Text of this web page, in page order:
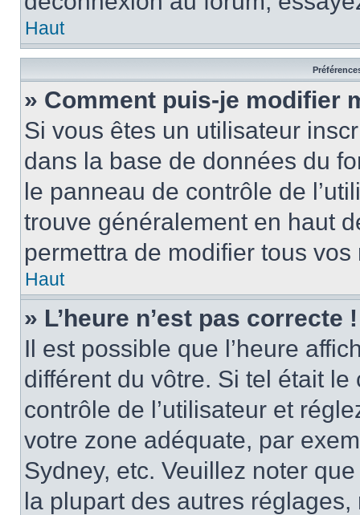
Haut
» Comment puis-je modifier
Si vous êtes un utilisateur
dans la base de données du
le panneau de contrôle de
trouve généralement en haut
permettra de modifier tous
Haut
» L’heure n’est pas correcte !
Il est possible que l’heure
différent du vôtre. Si tel était
contrôle de l’utilisateur et
votre zone adéquate, par
Sydney, etc. Veuillez noter
la plupart des autres réglages,